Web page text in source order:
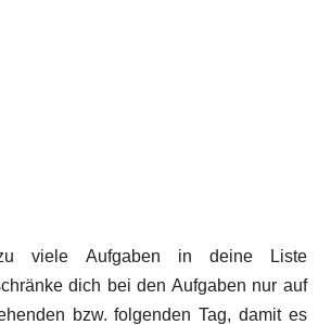
viele Aufgaben in deine Liste
dich bei den Aufgaben nur auf
bzw. folgenden Tag, damit es